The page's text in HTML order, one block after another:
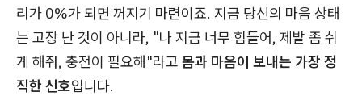
리가 0%가 되면 꺼지기 마련이죠. 지금 당신의 마음 상태
는 고장 난 것이 아니라, "나 지금 너무 힘들어, 제발 좀 쉬
게 해줘, 충전이 필요해"라고 몸과 마음이 보내는 가장 정
직한 신호입니다.